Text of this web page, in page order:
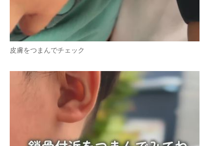
皮膚をつまんでチェック